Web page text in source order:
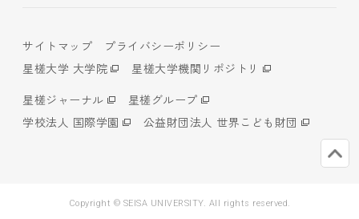
サイトマップ
プライバシーポリシー
星槎大学 大学院
星槎大学機関リポジトリ
星槎ジャーナル
星槎グループ
学校法人 国際学園
公益財団法人 世界こども財団
Copyright © SEISA UNIVERSITY. All rights reserved.